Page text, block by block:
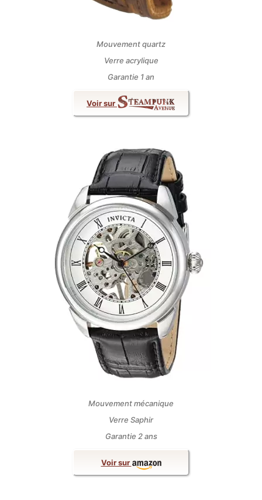
Mouvement quartz
Verre acrylique
Garantie 1 an
Voir sur
Mouvement mécanique
Verre Saphir
Garantie 2 ans
Voir sur